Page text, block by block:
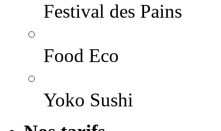
Festival des Pains
Food Eco
Yoko Sushi